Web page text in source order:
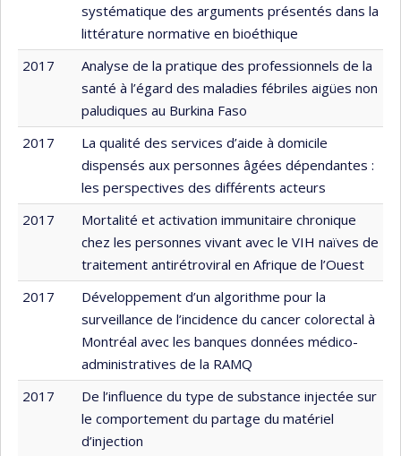
systématique des arguments présentés dans la
littérature normative en bioéthique
2017
Analyse de la pratique des professionnels de la
santé à l’égard des maladies fébriles aigües non
paludiques au Burkina Faso
2017
La qualité des services d’aide à domicile
dispensés aux personnes âgées dépendantes :
les perspectives des différents acteurs
2017
Mortalité et activation immunitaire chronique
chez les personnes vivant avec le VIH naïves de
traitement antirétroviral en Afrique de l’Ouest
2017
Développement d’un algorithme pour la
surveillance de l’incidence du cancer colorectal à
Montréal avec les banques données médico-
administratives de la RAMQ
2017
De l’influence du type de substance injectée sur
le comportement du partage du matériel
d’injection